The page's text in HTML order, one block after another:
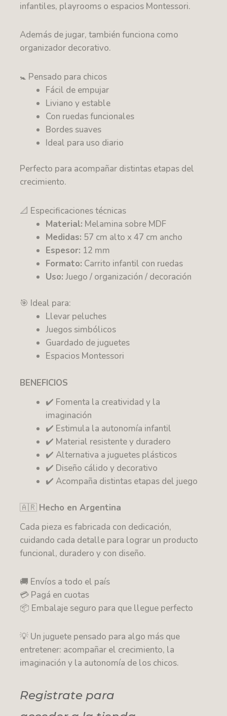
infantiles, playrooms o espacios Montessori.
Además de jugar, también funciona como
organizador decorativo.
🚼 Pensado para chicos
Fácil de empujar
Liviano y estable
Con ruedas funcionales
Bordes suaves
Ideal para uso diario
Perfecto para acompañar distintas etapas del
crecimiento.
📐 Especificaciones técnicas
Material: Melamina sobre MDF
Medidas: 57 cm alto x 47 cm ancho
Espesor: 12 mm
Formato: Carrito infantil con ruedas
Uso: Juego / organización / decoración
🎯 Ideal para:
Llevar peluches
Juegos simbólicos
Guardado de juguetes
Espacios Montessori
BENEFICIOS
✔️ Fomenta la creatividad y la
imaginación
✔️ Estimula la autonomía infantil
✔️ Material resistente y duradero
✔️ Alternativa a juguetes plásticos
✔️ Diseño cálido y decorativo
✔️ Acompaña distintas etapas del juego
🇦🇷 Hecho en Argentina
Cada pieza es fabricada con dedicación,
cuidando cada detalle para lograr un producto
funcional, duradero y con diseño.
🚚 Envíos a todo el país
💳 Pagá en cuotas
📦 Embalaje seguro para que llegue perfecto
💡 Un juguete pensado para algo más que
entretener: acompañar el crecimiento, la
imaginación y la autonomía de los chicos.
Registrate para